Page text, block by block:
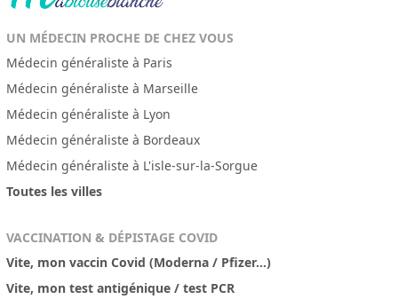
UN MÉDECIN PROCHE DE CHEZ VOUS
Médecin généraliste à Paris
Médecin généraliste à Marseille
Médecin généraliste à Lyon
Médecin généraliste à Bordeaux
Médecin généraliste à L'isle-sur-la-Sorgue
Toutes les villes
VACCINATION & DÉPISTAGE COVID
Vite, mon vaccin Covid (Moderna / Pfizer...)
Vite, mon test antigénique / test PCR